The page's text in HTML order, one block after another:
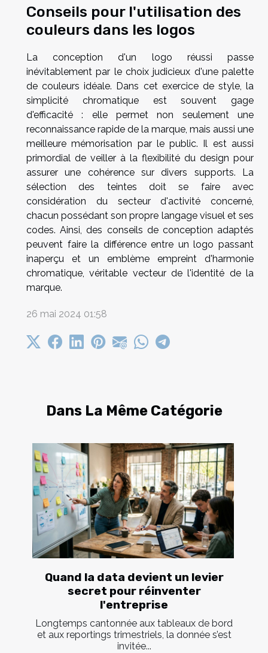
Dans La Même Catégorie
Quand la data devient un levier
secret pour réinventer
l'entreprise
Longtemps cantonnée aux tableaux de bord
et aux reportings trimestriels, la donnée s’est
invitée...
Conseils pour l'utilisation des
couleurs dans les logos
La conception d'un logo réussi passe
inévitablement par le choix judicieux d'une palette
de couleurs idéale. Dans cet exercice de style, la
simplicité chromatique est souvent gage
d'efficacité : elle permet non seulement une
reconnaissance rapide de la marque, mais aussi une
meilleure mémorisation par le public. Il est aussi
primordial de veiller à la flexibilité du design pour
assurer une cohérence sur divers supports. La
sélection des teintes doit se faire avec
considération du secteur d'activité concerné,
chacun possédant son propre langage visuel et ses
codes. Ainsi, des conseils de conception adaptés
peuvent faire la différence entre un logo passant
inaperçu et un emblème empreint d'harmonie
chromatique, véritable vecteur de l'identité de la
marque.
26 mai 2024 01:58